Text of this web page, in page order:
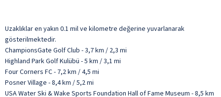
Uzaklıklar en yakın 0.1 mil ve kilometre değerine yuvarlanarak
gösterilmektedir.
ChampionsGate Golf Club - 3,7 km / 2,3 mi
Highland Park Golf Kulübü - 5 km / 3,1 mi
Four Corners FC - 7,2 km / 4,5 mi
Posner Village - 8,4 km / 5,2 mi
USA Water Ski & Wake Sports Foundation Hall of Fame Museum - 8,5 km